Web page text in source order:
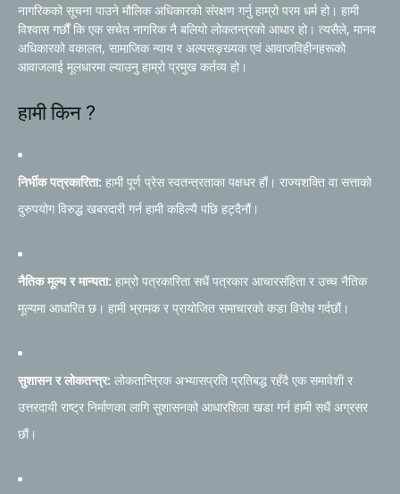
नागरिकको सूचना पाउने मौलिक अधिकारको संरक्षण गर्नु हाम्रो परम धर्म हो। हामी
विश्वास गर्छौं कि एक सचेत नागरिक नै बलियो लोकतन्त्रको आधार हो। त्यसैले, मानव
अधिकारको वकालत, सामाजिक न्याय र अल्पसङ्ख्यक एवं आवाजविहीनहरूको
आवाजलाई मूलधारमा ल्याउनु हाम्रो प्रमुख कर्तव्य हो।
हामी किन ?
निर्भीक पत्रकारिता: हामी पूर्ण प्रेस स्वतन्त्रताका पक्षधर हौं। राज्यशक्ति वा सत्ताको
दुरुपयोग विरुद्ध खबरदारी गर्न हामी कहिल्यै पछि हट्दैनौं।
नैतिक मूल्य र मान्यता: हाम्रो पत्रकारिता सधैं पत्रकार आचारसंहिता र उच्च नैतिक
मूल्यमा आधारित छ। हामी भ्रामक र प्रायोजित समाचारको कडा विरोध गर्दछौं।
सुशासन र लोकतन्त्र: लोकतान्त्रिक अभ्यासप्रति प्रतिबद्ध रहँदै एक समावेशी र
उत्तरदायी राष्ट्र निर्माणका लागि सुशासनको आधारशिला खडा गर्न हामी सधैं अग्रसर
छौं।